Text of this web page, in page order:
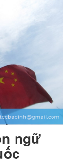
ngữ